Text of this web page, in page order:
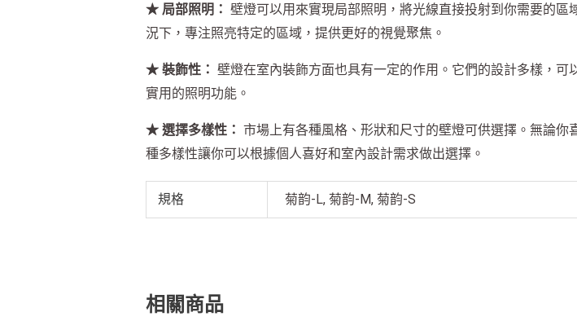
★ 局部照明： 壁燈可以用來實現局部照明，將光線直接投射到你需要的
況下，專注照亮特定的區域，提供更好的視覺聚焦。
★ 裝飾性： 壁燈在室內裝飾方面也具有一定的作用。它們的設計多樣，
實用的照明功能。
★ 選擇多樣性： 市場上有各種風格、形狀和尺寸的壁燈可供選擇。無論
種多樣性讓你可以根據個人喜好和室內設計需求做出選擇。
規格 菊韵-L, 菊韵-M, 菊韵-S
相關商品